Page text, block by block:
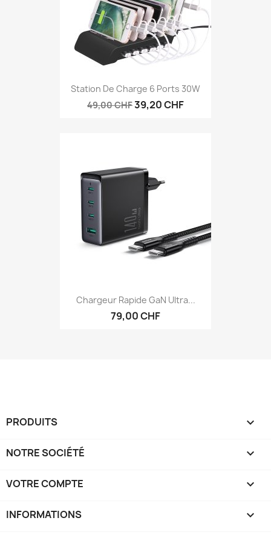
Station De Charge 6 Ports 30W
49,00 CHF39,20 CHF
Chargeur Rapide GaN Ultra...
79,00 CHF
PRODUITS 
NOTRE SOCIÉTÉ 
VOTRE COMPTE 
INFORMATIONS keyboard_arrow_down